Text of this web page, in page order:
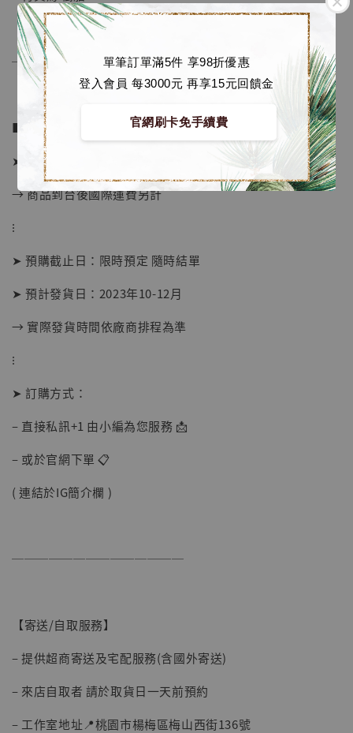
單筆訂單滿5件 享98折優惠
登入會員 每3000元 再享15元回饋金
官網刷卡免手續費
子彈飛 鵝城縣長 張麻子 [BK01]
NT$ 4,980
NT$ 5,300
──────────────
■ 販售資訊：
➤ 全額 2280元 (訂金1280)
→ 商品到台後國際運費另計
⁝
➤ 預購截止日：限時預定 隨時結單
➤ 預計發貨日：2023年10-12月
→ 實際發貨時間依廠商排程為準
⁝
➤ 訂購方式：
– 直接私訊+1 由小編為您服務 📩
– 或於官網下單 📋
( 連結於IG簡介欄 )
──────────────
【寄送/自取服務】
– 提供超商寄送及宅配服務(含國外寄送)
– 來店自取者 請於取貨日一天前預約
– 工作室地址📍桃園市楊梅區梅山西街136號